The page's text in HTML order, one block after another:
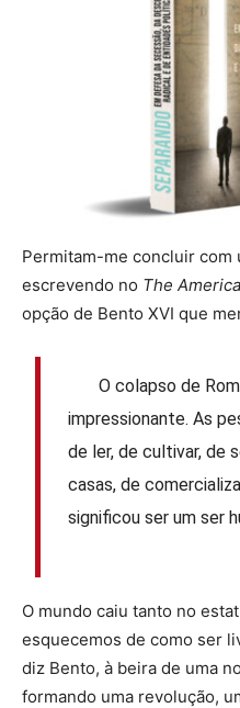
Permitam-me concluir com
escrevendo no The
opção de Bento XVI que
O colapso de
impressionante. As
de ler, de cultivar, de
casas, de
significou ser um ser
O mundo caiu tanto no
esquecemos de como ser
diz Bento, à beira de uma
formando uma revolução,